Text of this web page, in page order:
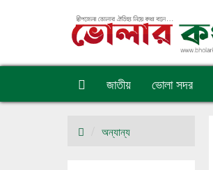
জাতীয় ভোলা সদর
অন্যান্য